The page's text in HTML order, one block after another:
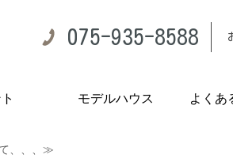
075-935-8588
モデルハウス よくあ
、、、≫